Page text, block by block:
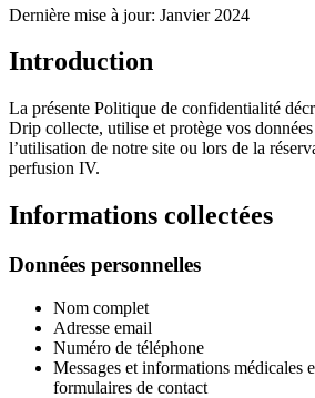
Dernière mise à jour: Janvier 2024
Introduction
La présente Politique de confidentialité
Drip collecte, utilise et protège vos
l’utilisation de notre site ou lors de la
perfusion IV.
Informations collectées
Données personnelles
Nom complet
Adresse email
Numéro de téléphone
Messages et informations médicales
formulaires de contact